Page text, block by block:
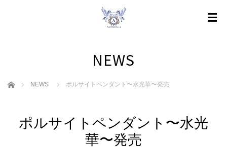
NEWS
ホーム NEWS ポルサイトペンダント〜水光華〜発売
ポルサイトペンダント〜水光
華〜発売